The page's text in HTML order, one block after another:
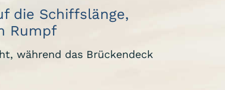
die Schiffslänge,
Rumpf
während das Brückendeck